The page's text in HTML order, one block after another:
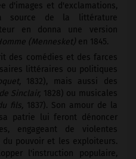
d'images et d'exclamations,
source de la littérature
en donna une version
(Mennesket) en 1845.
des comédies et des farces
littéraires ou politiques
1832), mais aussi des
Sinclair, 1828) ou musicales
fils, 1837). Son amour de la
patrie lui feront dénoncer
engageant de violentes
pouvoir et les exploiteurs.
l'instruction populaire,